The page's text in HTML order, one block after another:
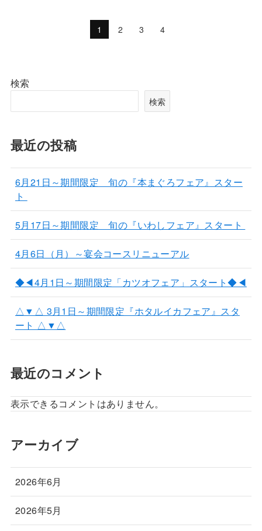
1 2 3 4
検索
検索
最近の投稿
6月21日～期間限定 旬の『本まぐろフェア』スター
ト
5月17日～期間限定 旬の『いわしフェア』スタート
4月6日（月）～宴会コースリニューアル
◆◀4月1日～期間限定「カツオフェア」スタート◆◀
△▼△ 3月1日～期間限定『ホタルイカフェア』スタ
ート △▼△
最近のコメント
表示できるコメントはありません。
アーカイブ
2026年6月
2026年5月